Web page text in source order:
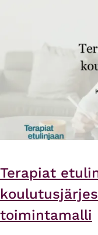
Terapiat
toimintamalli